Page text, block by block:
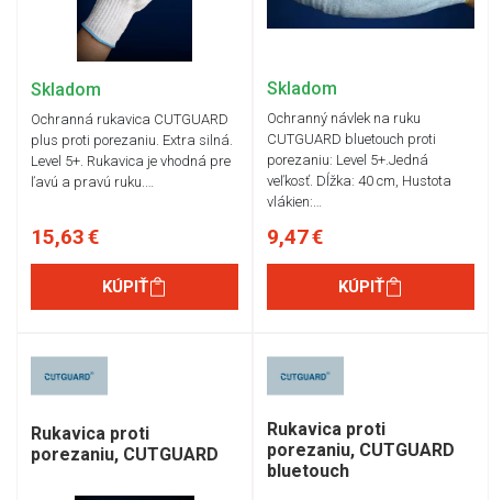
Skladom
Ochranná rukavica CUTGUARD
plus proti porezaniu. Extra silná.
Level 5+. Rukavica je vhodná pre
ľavú a pravú ruku.…
15,63 €
KÚPIŤ
Skladom
Ochranný návlek na ruku
CUTGUARD bluetouch proti
porezaniu: Level 5+.Jedná
veľkosť. Dĺžka: 40 cm, Hustota
vlákien:…
9,47 €
KÚPIŤ
Rukavica proti
porezaniu, CUTGUARD
Rukavica proti
porezaniu, CUTGUARD
bluetouch